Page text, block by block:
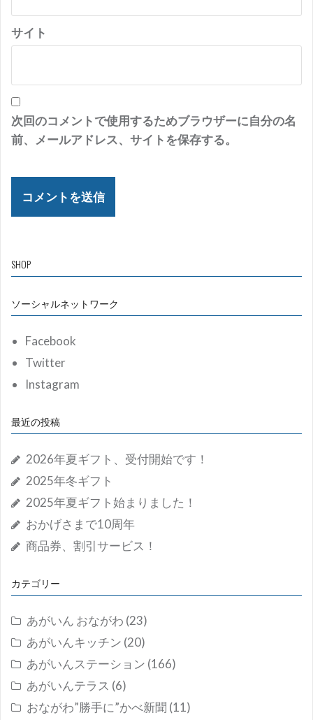
サイト
次回のコメントで使用するためブラウザーに自分の名
前、メールアドレス、サイトを保存する。
SHOP
ソーシャルネットワーク
Facebook
Twitter
Instagram
最近の投稿
2026年夏ギフト、受付開始です！
2025年冬ギフト
2025年夏ギフト始まりました！
おかげさまで10周年
商品券、割引サービス！
カテゴリー
あがいん おながわ (23)
あがいんキッチン (20)
あがいんステーション (166)
あがいんテラス (6)
おながわ”勝手に”かべ新聞 (11)